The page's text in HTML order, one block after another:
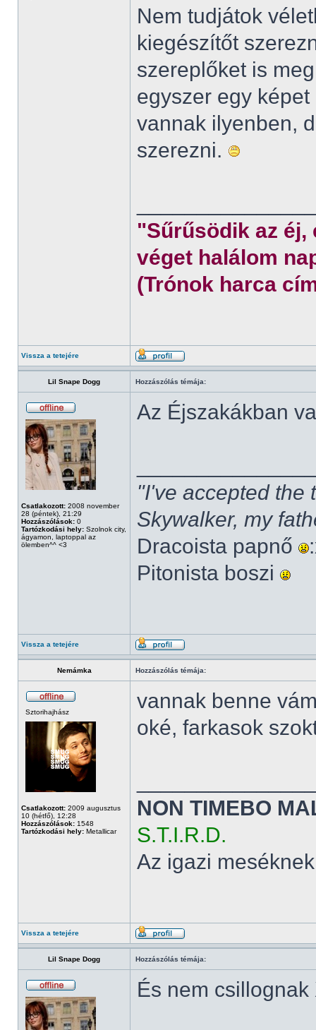
Nem tudjátok
kiegészítőt
szereplőket is
egyszer egy
vannak ilyenben,
szerezni.
"Sűrűsödik az éj,
véget halálom
(Trónok harca
Vissza a tetejére
Lil Snape Dogg Hozzászólás témája:
Csatlakozott: 2008 november
28 (péntek), 21:29
Hozzászólások: 0
Tartózkodási hely: Szolnok city,
ágyamon, laptoppal az
ölemben^^ <3
Az Éjszakákban
"I've accepted the
Skywalker, my
Dracoista papnő
Pitonista boszi
Vissza a tetejére
Nemámka Hozzászólás témája:
Sztorihajhász
Csatlakozott: 2009 augusztus
10 (hétfő), 12:28
Hozzászólások: 1548
Tartózkodási hely: Metallicar
vannak benne
oké, farkasok
NON TIMEBO
S.T.I.R.D.
Az igazi
Vissza a tetejére
Lil Snape Dogg Hozzászólás témája:
És nem csillognak